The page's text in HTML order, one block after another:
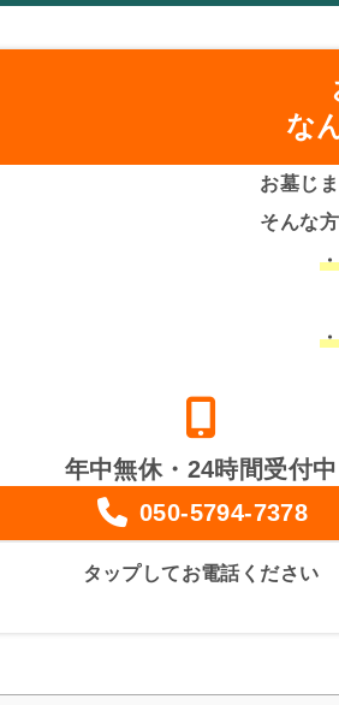
な
お墓じ
そんな
年中無休・24時間受付中
050-5794-7378
タップしてお電話ください